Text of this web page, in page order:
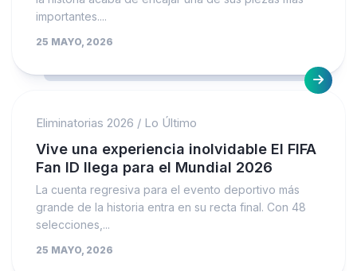
importantes....
25 MAYO, 2026
Eliminatorias 2026 / Lo Último
Vive una experiencia inolvidable El FIFA
Fan ID llega para el Mundial 2026
La cuenta regresiva para el evento deportivo más
grande de la historia entra en su recta final. Con 48
selecciones,...
25 MAYO, 2026